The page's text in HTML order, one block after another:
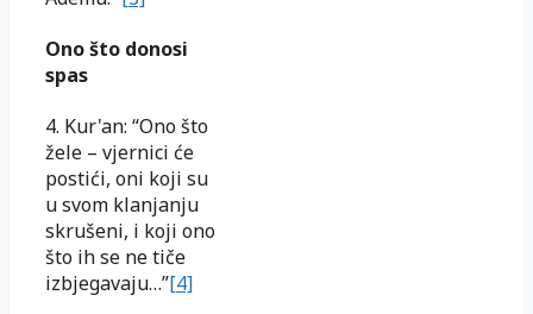
Ono što donosi
spas
4. Kur'an: “Ono što
žele – vjernici će
postići, oni koji su
u svom klanjanju
skrušeni, i koji ono
što ih se ne tiče
izbjegavaju…”[4]